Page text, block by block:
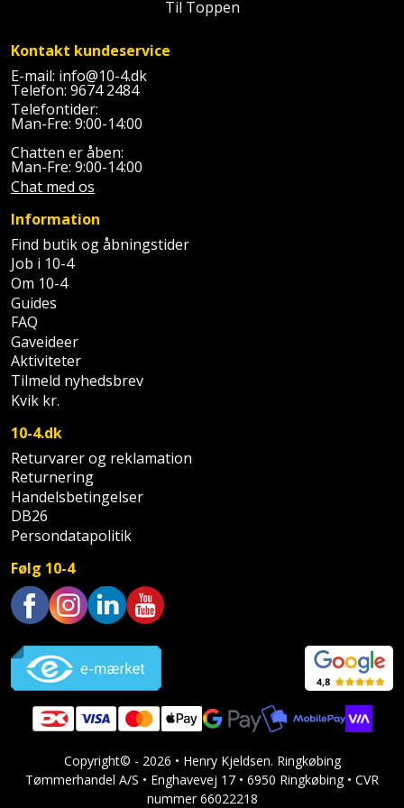
Radonsikring
Rumdeler
Sand
og
grus
Skruer,
bolte
og
møtrikker
Skunklem
Søm
Sternbeklædning
Tag
og
tagplader
Terrassebrædder
Terrasseopklodsning
Tråd
til
byggeri
Træ
Vinduer
Målebånd
Markeringsværktøj
Mejsel
Murerværktøj
Nedstryger
Nøgleværktøj
Økse
Oliekande
Polsøger
Profilsaks
Reb
og
snor
og
wipes
Sækkelukker
Føringsskinne
Forlængerledning
Fugepistol
Fugtmåler
Gipsskruemaskine
Girafsliber
Girafsliber
tilbehør
Høvl
Kantfræser
Kantlimer
Kantlimertilbehør
Kap-
og
Kerneboremaskine
Klammepistol
Klippeværktøj
og
kajak
Havemøbler
Havepleje
Haveredskaber
Haveslange
og
tilbehør
Havetilbehør
Hegn
Højtaler
Hylder
Jagt
og
fritid
Kaffe
Klæbesøm
Køkkenudstyr
Til Toppen
Kontakt kundeservice
E-mail: info@10-4.dk
Telefon: 9674 2484
Telefontider:
Man-Fre: 9:00-14:00
Chatten er åben:
Man-Fre: 9:00-14:00
Chat med os
Information
Find butik og åbningstider
Job i 10-4
Om 10-4
Guides
FAQ
Gaveideer
Aktiviteter
Tilmeld nyhedsbrev
Kvik kr.
10-4.dk
Returvarer og reklamation
Returnering
Handelsbetingelser
DB26
Persondatapolitik
Følg 10-4
Copyright© - 2026 • Henry Kjeldsen. Ringkøbing
Tømmerhandel A/S • Enghavevej 17 • 6950 Ringkøbing • CVR
nummer 66022218